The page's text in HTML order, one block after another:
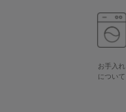
お手入れ
について